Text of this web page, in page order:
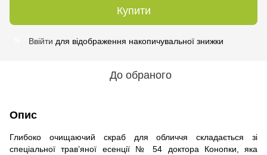
Купити
Ввійти для відображення накопичувальної знижки
До обраного
Опис
Глибоко очищаючий скраб для обличчя складається зі
спеціальної трав’яної есенції № 54 доктора Конопки, яка